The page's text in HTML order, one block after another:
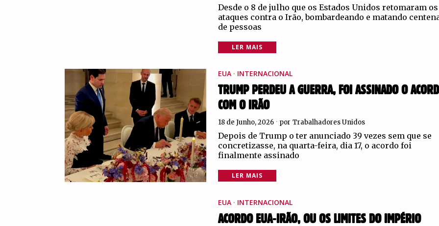
Desde o 8 de julho que os Estados Unidos retomaram os
ataques contra o Irão, bombardeando e matando
de pessoas
LER MAIS
EUA · INTERNACIONAL
TRUMP PERDEU A GUERRA, FOI ASSINADO O
COM O IRÃO
18 de Junho, 2026 por Trabalhadores Unidos
Depois de Trump o ter anunciado 39 vezes sem que se
concretizasse, na quarta-feira, dia 17, o acordo foi
finalmente assinado
LER MAIS
EUA · INTERNACIONAL
ACORDO EUA-IRÃO, OU OS LIMITES DO IMPÉRIO